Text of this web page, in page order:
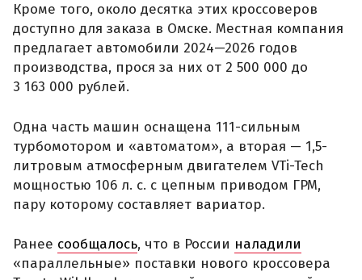
Кроме того, около десятка этих кроссоверов
доступно для заказа в Омске. Местная компания
предлагает автомобили 2024—2026 годов
производства, прося за них от 2 500 000 до
3 163 000 рублей.
Одна часть машин оснащена 111-сильным
турбомотором и «автоматом», а вторая — 1,5-
литровым атмосферным двигателем VTi-Tech
мощностью 106 л. с. с цепным приводом ГРМ,
пару которому составляет вариатор.
Ранее сообщалось, что в России наладили
«параллельные» поставки нового кроссовера